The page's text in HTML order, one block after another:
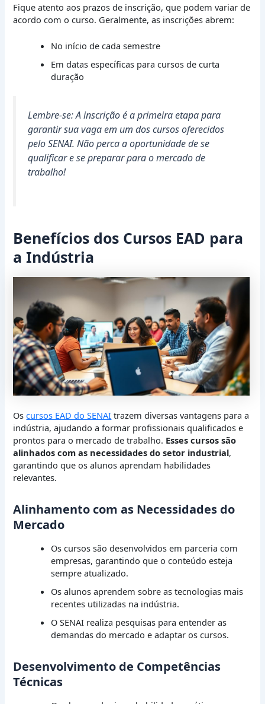
Fique atento aos prazos de inscrição, que podem variar de
acordo com o curso. Geralmente, as inscrições abrem:
No início de cada semestre
Em datas específicas para cursos de curta
duração
Lembre-se: A inscrição é a primeira etapa para
garantir sua vaga em um dos cursos oferecidos
pelo SENAI. Não perca a oportunidade de se
qualificar e se preparar para o mercado de
trabalho!
Benefícios dos Cursos EAD para
a Indústria
Oscursos EAD do SENAI trazem diversas vantagens para a
indústria, ajudando a formar profissionais qualificados e
prontos para o mercado de trabalho. Esses cursos são
alinhados com as necessidades do setor industrial,
garantindo que os alunos aprendam habilidades
relevantes.
Alinhamento com as Necessidades do
Mercado
Os cursos são desenvolvidos em parceria com
empresas, garantindo que o conteúdo esteja
sempre atualizado.
Os alunos aprendem sobre as tecnologias mais
recentes utilizadas na indústria.
O SENAI realiza pesquisas para entender as
demandas do mercado e adaptar os cursos.
Desenvolvimento de Competências
Técnicas